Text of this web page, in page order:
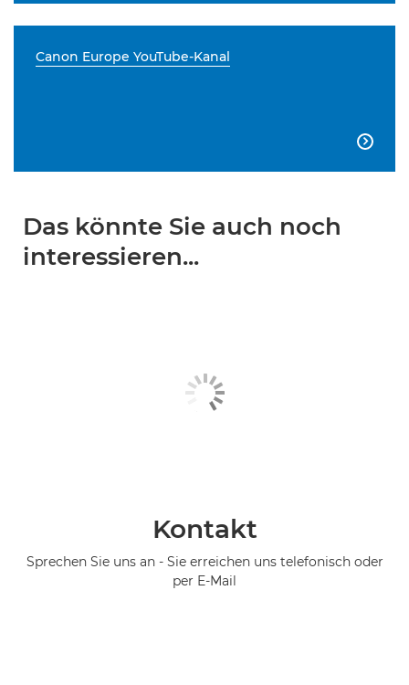
Canon Europe YouTube-Kanal

Das könnte Sie auch noch
interessieren...
Kontakt
Sprechen Sie uns an - Sie erreichen uns telefonisch oder
per E-Mail